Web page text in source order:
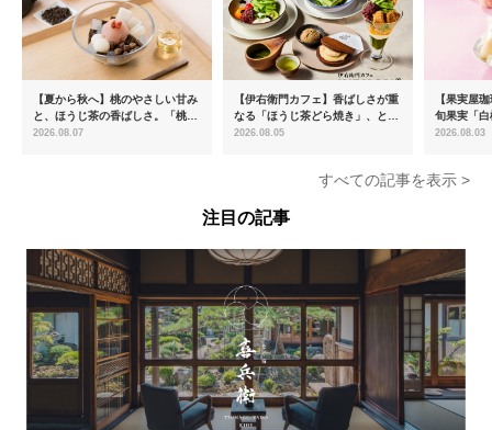
【夏から秋へ】桃のやさしい甘み
と、ほうじ茶の香ばしさ。「桃と
ほうじ茶のあんみつ」を8月中旬
2026.08.07
【伊右衛門カフェ】香ばしさが重
なる「ほうじ茶どら焼き」、とろ
ける「宇治抹茶ティラミス」が新
2026.08.05
【果実屋
旬果実「
限定販売
2026.08.03
すべての記事を表示 >
注目の記事